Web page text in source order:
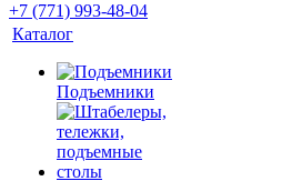
+7 (771) 993-48-04
Каталог
Подъемники